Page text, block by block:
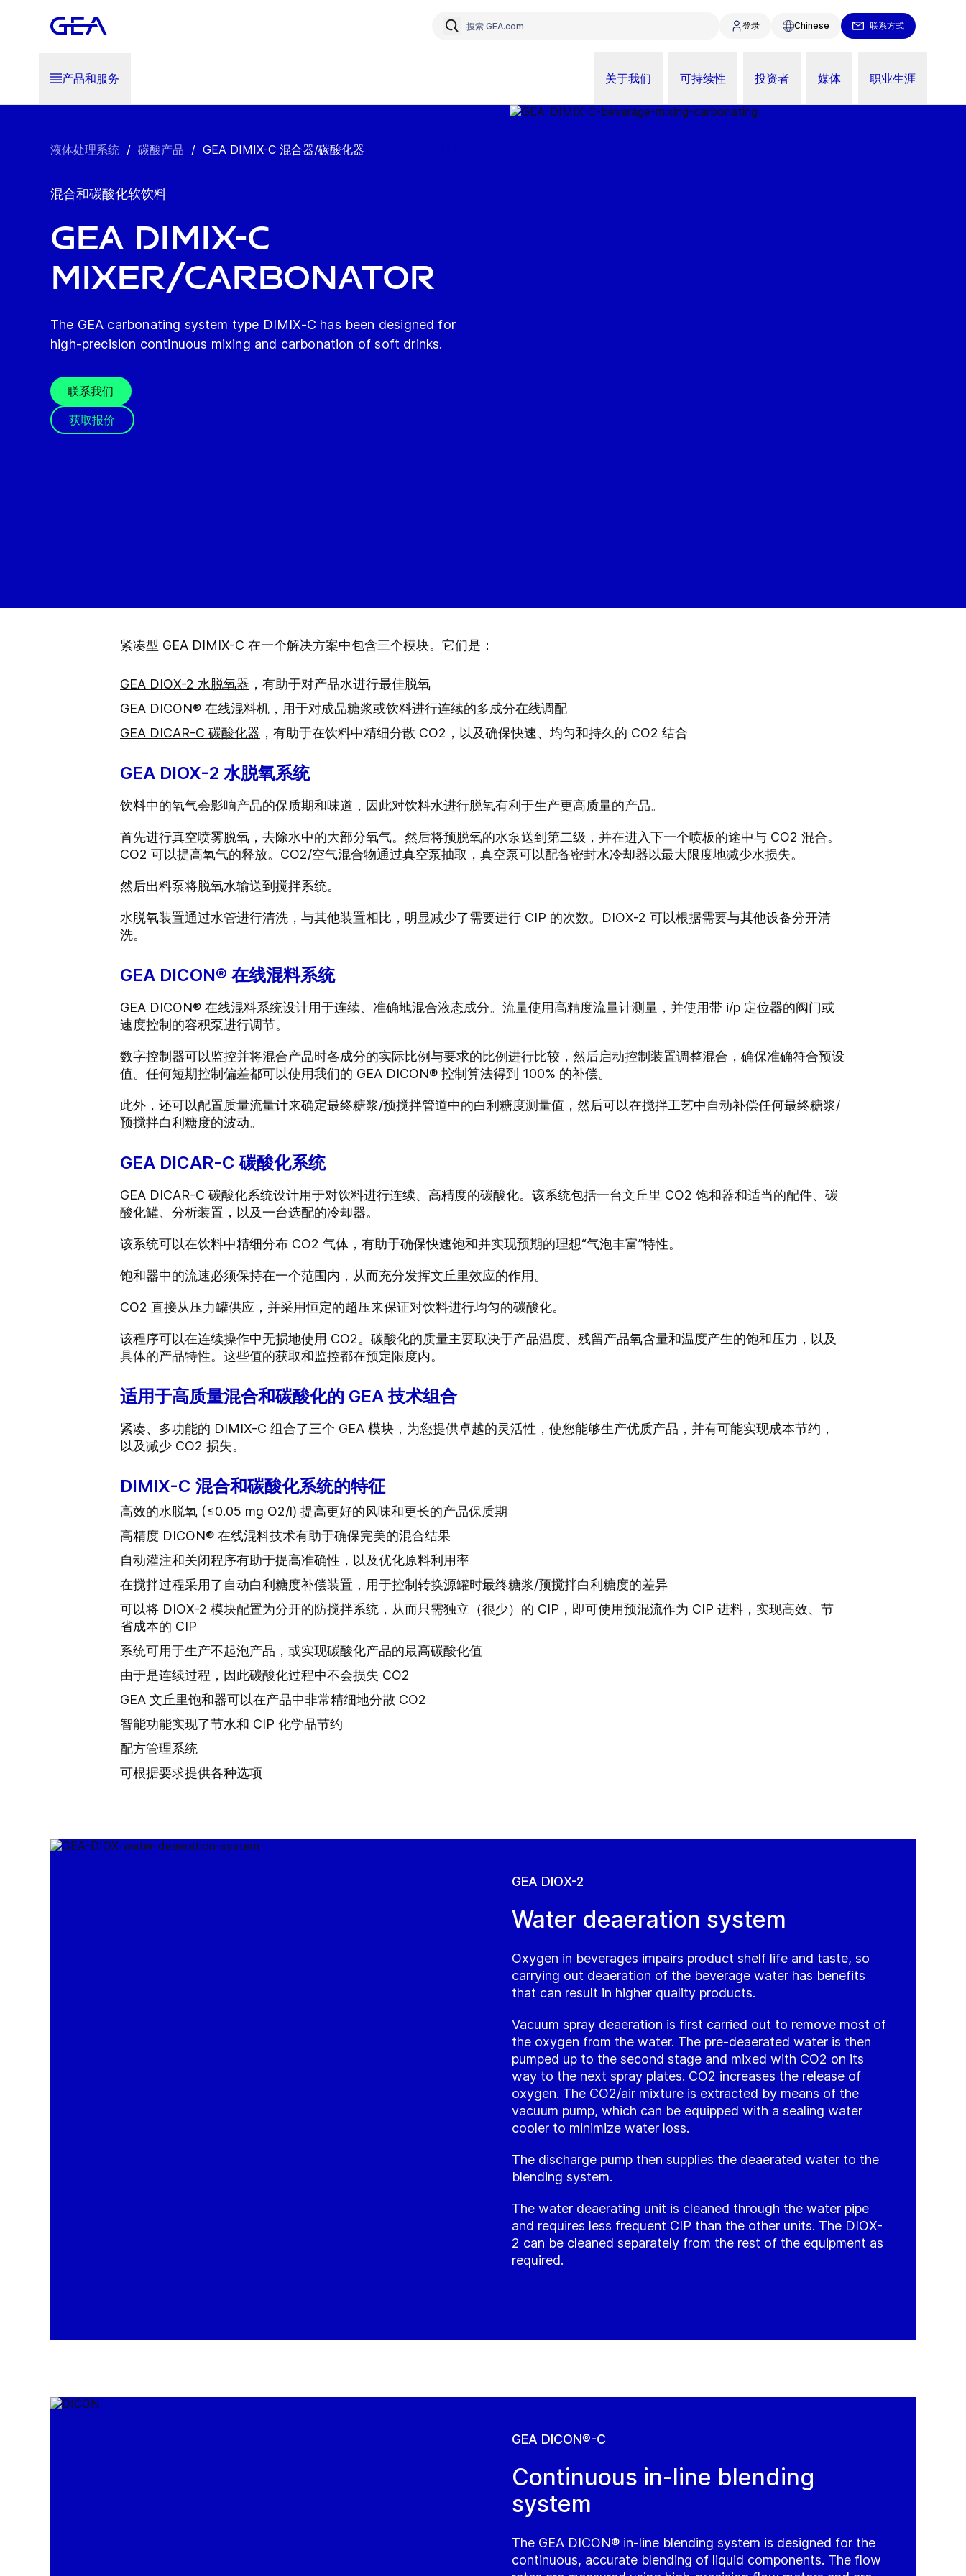
登录 Chinese 联系方式
产品和服务 关于我们 可持续性 投资者 媒体 职业生涯
液体处理系统 / 碳酸产品 / GEA DIMIX-C 混合器/碳酸化器
混合和碳酸化软饮料
GEA DIMIX-C
Mixer/Carbonator
The GEA carbonating system type DIMIX-C has been designed for
high-precision continuous mixing and carbonation of soft drinks.
联系我们
获取报价
紧凑型 GEA DIMIX-C 在一个解决方案中包含三个模块。它们是：
GEA DIOX-2 水脱氧器 ，有助于对产品水进行最佳脱氧
GEA DICON® 在线混料机 ，用于对成品糖浆或饮料进行连续的多成分在线调配
GEA DICAR-C 碳酸化器 ，有助于在饮料中精细分散 CO2，以及确保快速、均匀和持久的 CO2 结合
GEA DIOX-2 水脱氧系统
饮料中的氧气会影响产品的保质期和味道，因此对饮料水进行脱氧有利于生产更高质量的产品。
首先进行真空喷雾脱氧，去除水中的大部分氧气。然后将预脱氧的水泵送到第二级，并在进入下一个喷板的途中与 CO2 混合。
CO2 可以提高氧气的释放。CO2/空气混合物通过真空泵抽取，真空泵可以配备密封水冷却器以最大限度地减少水损失。
然后出料泵将脱氧水输送到搅拌系统。
水脱氧装置通过水管进行清洗，与其他装置相比，明显减少了需要进行 CIP 的次数。DIOX-2 可以根据需要与其他设备分开清
洗。
GEA DICON® 在线混料系统
GEA DICON® 在线混料系统设计用于连续、准确地混合液态成分。流量使用高精度流量计测量，并使用带 i/p 定位器的阀门或
速度控制的容积泵进行调节。
数字控制器可以监控并将混合产品时各成分的实际比例与要求的比例进行比较，然后启动控制装置调整混合，确保准确符合预设
值。任何短期控制偏差都可以使用我们的 GEA DICON® 控制算法得到 100% 的补偿。
此外，还可以配置质量流量计来确定最终糖浆/预搅拌管道中的白利糖度测量值，然后可以在搅拌工艺中自动补偿任何最终糖浆/
预搅拌白利糖度的波动。
GEA DICAR-C 碳酸化系统
GEA DICAR-C 碳酸化系统设计用于对饮料进行连续、高精度的碳酸化。该系统包括一台文丘里 CO2 饱和器和适当的配件、碳
酸化罐、分析装置，以及一台选配的冷却器。
该系统可以在饮料中精细分布 CO2 气体，有助于确保快速饱和并实现预期的理想“气泡丰富”特性。
饱和器中的流速必须保持在一个范围内，从而充分发挥文丘里效应的作用。
CO2 直接从压力罐供应，并采用恒定的超压来保证对饮料进行均匀的碳酸化。
该程序可以在连续操作中无损地使用 CO2。碳酸化的质量主要取决于产品温度、残留产品氧含量和温度产生的饱和压力，以及
具体的产品特性。这些值的获取和监控都在预定限度内。
适用于高质量混合和碳酸化的 GEA 技术组合
紧凑、多功能的 DIMIX-C 组合了三个 GEA 模块，为您提供卓越的灵活性，使您能够生产优质产品，并有可能实现成本节约，
以及减少 CO2 损失。
DIMIX-C 混合和碳酸化系统的特征
高效的水脱氧 (≤0.05 mg O2/l) 提高更好的风味和更长的产品保质期
高精度 DICON® 在线混料技术有助于确保完美的混合结果
自动灌注和关闭程序有助于提高准确性，以及优化原料利用率
在搅拌过程采用了自动白利糖度补偿装置，用于控制转换源罐时最终糖浆/预搅拌白利糖度的差异
可以将 DIOX-2 模块配置为分开的防搅拌系统，从而只需独立（很少）的 CIP，即可使用预混流作为 CIP 进料，实现高效、节
省成本的 CIP
系统可用于生产不起泡产品，或实现碳酸化产品的最高碳酸化值
由于是连续过程，因此碳酸化过程中不会损失 CO2
GEA 文丘里饱和器可以在产品中非常精细地分散 CO2
智能功能实现了节水和 CIP 化学品节约
配方管理系统
可根据要求提供各种选项
GEA DIOX-2
Water deaeration system
Oxygen in beverages impairs product shelf life and taste, so
carrying out deaeration of the beverage water has benefits
that can result in higher quality products.
Vacuum spray deaeration is first carried out to remove most of
the oxygen from the water. The pre-deaerated water is then
pumped up to the second stage and mixed with CO2 on its
way to the next spray plates. CO2 increases the release of
oxygen. The CO2/air mixture is extracted by means of the
vacuum pump, which can be equipped with a sealing water
cooler to minimize water loss.
The discharge pump then supplies the deaerated water to the
blending system.
The water deaerating unit is cleaned through the water pipe
and requires less frequent CIP than the other units. The DIOX-
2 can be cleaned separately from the rest of the equipment as
required.
GEA DICON®-C
Continuous in-line blending
system
The GEA DICON® in-line blending system is designed for the
continuous, accurate blending of liquid components. The flow